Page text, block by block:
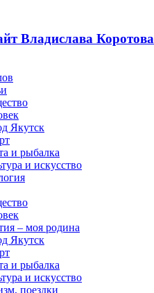
Владислава Коротова
Якутск
и рыбалка
и искусство
– моя родина
Якутск
и рыбалка
и искусство
поездки